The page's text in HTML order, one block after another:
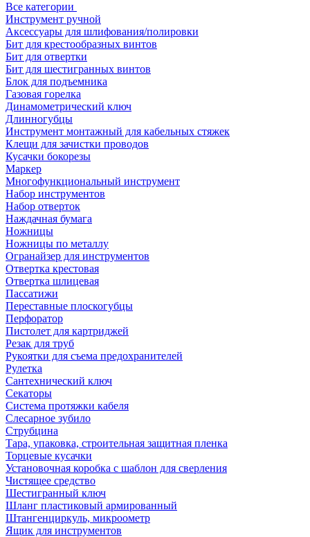
Все категории
Инструмент ручной
Аксессуары для шлифования/полировки
Бит для крестообразных винтов
Бит для отвертки
Бит для шестигранных винтов
Блок для подъемника
Газовая горелка
Динамометрический ключ
Длинногубцы
Инструмент монтажный для кабельных стяжек
Клещи для зачистки проводов
Кусачки бокорезы
Маркер
Многофункциональный инструмент
Набор инструментов
Набор отверток
Наждачная бумага
Ножницы
Ножницы по металлу
Огранайзер для инструментов
Отвертка крестовая
Отвертка шлицевая
Пассатижи
Переставные плоскогубцы
Перфоратор
Пистолет для картриджей
Резак для труб
Рукоятки для съема предохранителей
Рулетка
Сантехнический ключ
Секаторы
Система протяжки кабеля
Слесарное зубило
Струбцина
Тара, упаковка, строительная защитная пленка
Торцевые кусачки
Установочная коробка с шаблон для сверления
Чистящее средство
Шестигранный ключ
Шланг пластиковый армированный
Штангенциркуль, микроометр
Ящик для инструментов